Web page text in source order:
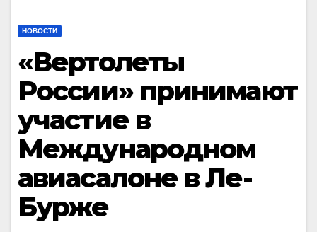
НОВОСТИ
«Вертолеты
России» принимают
участие в
Международном
авиасалоне в Ле-
Бурже